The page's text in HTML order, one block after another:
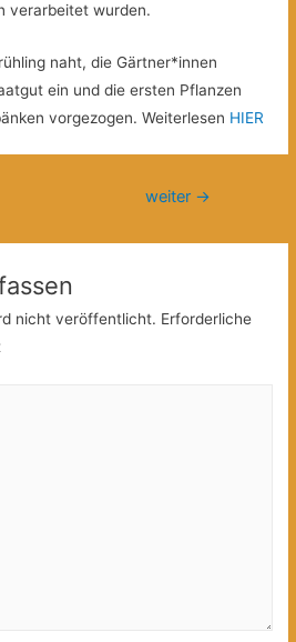
verarbeitet wurden.
naht, die Gärtner*innen
ein und die ersten Pflanzen
vorgezogen. Weiterlesen HIER
weiter →
nicht veröffentlicht. Erforderliche